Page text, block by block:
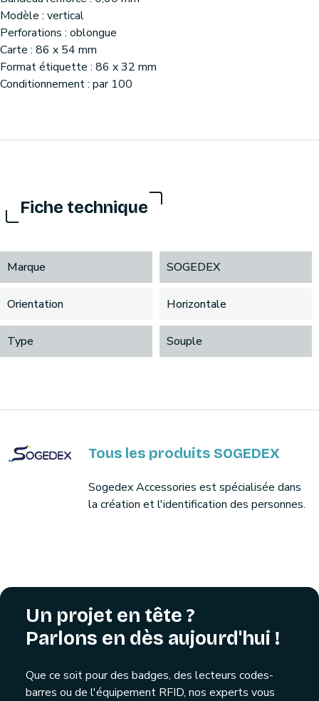
Modèle : vertical
Perforations : oblongue
Carte : 86 x 54 mm
Format étiquette : 86 x 32 mm
Conditionnement : par 100
Fiche technique
Marque SOGEDEX
Orientation Horizontale
Type Souple
Tous les produits SOGEDEX
Sogedex Accessories est spécialisée dans
la création et l'identification des personnes.
Un projet en tête ?
Parlons en dès aujourd'hui !
Que ce soit pour des badges, des lecteurs codes-
barres ou de l'équipement RFID, nos experts vous